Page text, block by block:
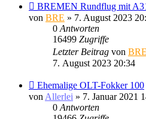
BREMEN Rundflug mit
von BRE » 7. August 2023
0 Antworten
16499 Zugriffe
Letzter Beitrag von BRE
7. August 2023 20:34
Ehemalige OLT-Fokker 100
von Allerlei » 7. Januar 2021
0 Antworten